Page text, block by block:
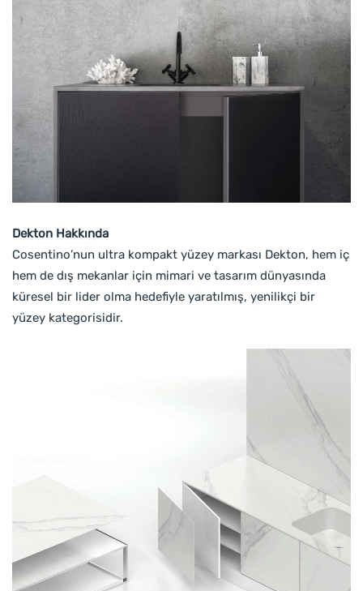
Dekton Hakkında
Cosentino’nun ultra kompakt yüzey markası Dekton, hem iç
hem de dış mekanlar için mimari ve tasarım dünyasında
küresel bir lider olma hedefiyle yaratılmış, yenilikçi bir
yüzey kategorisidir.